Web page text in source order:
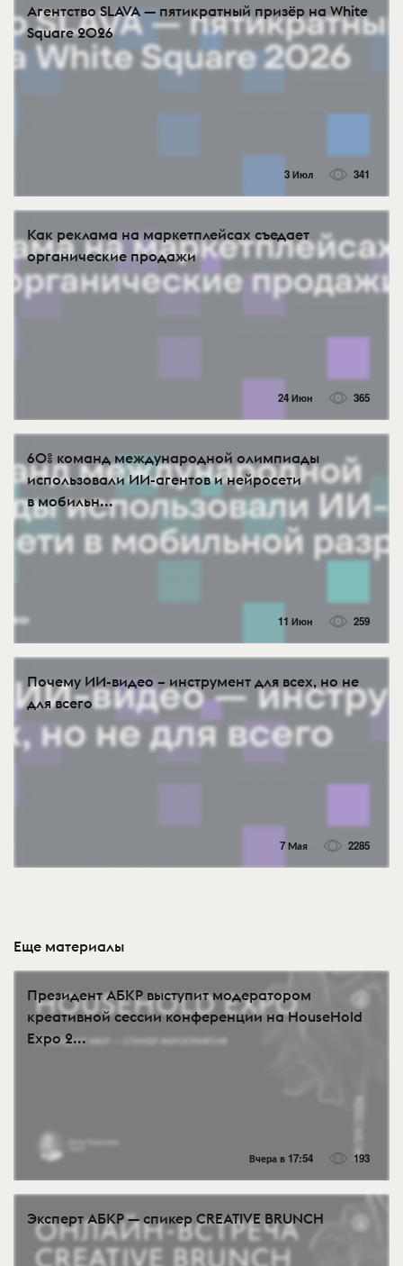
Агентство SLAVA — пятикратный призёр на White
Square 2026
3 Июл 341
Как реклама на маркетплейсах съедает
органические продажи
24 Июн 365
60% команд международной олимпиады
использовали ИИ-агентов и нейросети
в мобильн...
11 Июн 259
Почему ИИ-видео – инструмент для всех, но не
для всего
7 Мая 2285
Еще материалы
Президент АБКР выступит модератором
креативной сессии конференции на HouseHold
Expo 2...
Вчера в 17:54 193
Эксперт АБКР — спикер CREATIVE BRUNCH